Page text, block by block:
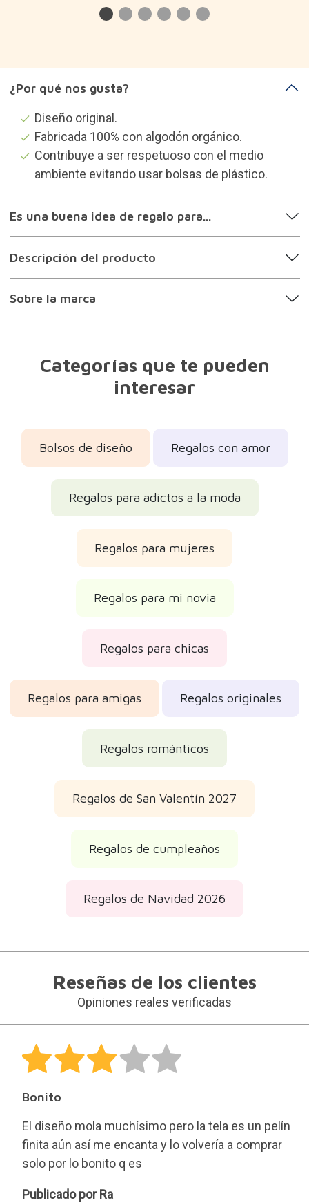
¿Por qué nos gusta?
Diseño original.
Fabricada 100% con algodón orgánico.
Contribuye a ser respetuoso con el medio
ambiente evitando usar bolsas de plástico.
Es una buena idea de regalo para...
Descripción del producto
Sobre la marca
Categorías que te pueden
interesar
Bolsos de diseño Regalos con amor
Regalos para adictos a la moda
Regalos para mujeres
Regalos para mi novia
Regalos para chicas
Regalos para amigas Regalos originales
Regalos románticos
Regalos de San Valentín 2027
Regalos de cumpleaños
Regalos de Navidad 2026
Reseñas de los clientes
Opiniones reales verificadas
Bonito
El diseño mola muchísimo pero la tela es un pelín
finita aún así me encanta y lo volvería a comprar
solo por lo bonito q es
Ra
Publicado por Ra